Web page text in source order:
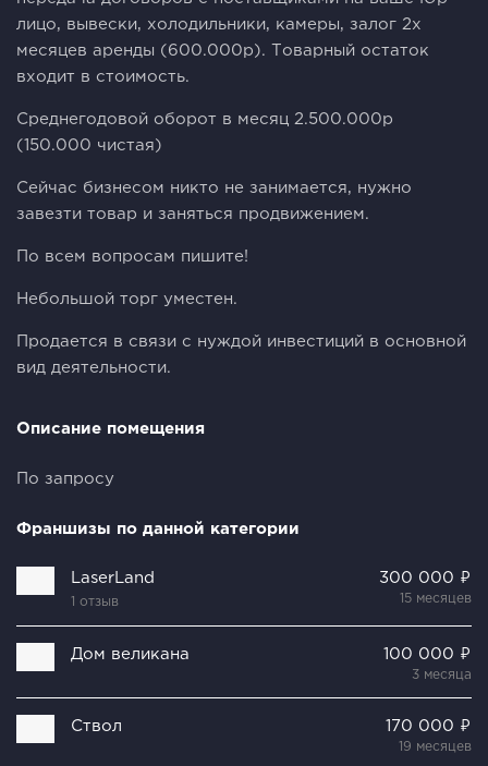
лицо, вывески, холодильники, камеры, залог 2х
месяцев аренды (600.000р). Товарный остаток
входит в стоимость.
Среднегодовой оборот в месяц 2.500.000р
(150.000 чистая)
Сейчас бизнесом никто не занимается, нужно
завезти товар и заняться продвижением.
По всем вопросам пишите!
Небольшой торг уместен.
Продается в связи с нуждой инвестиций в основной
вид деятельности.
Описание помещения
По запросу
Франшизы по данной категории
LaserLand
1 отзыв
300 000 ₽
15 месяцев
Дом великана 100 000 ₽
3 месяца
Ствол 170 000 ₽
19 месяцев